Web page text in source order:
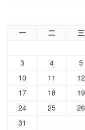
一 二 三
3
4 5
10
11 12
17
18 19
24
25 26
31